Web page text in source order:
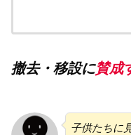
撤去・移設に賛成
子供たちに